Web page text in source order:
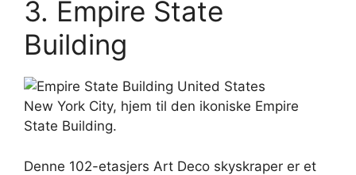
3. Empire State
Building
New York City, hjem til den ikoniske Empire
State Building.
Denne 102-etasjers Art Deco skyskraper er et